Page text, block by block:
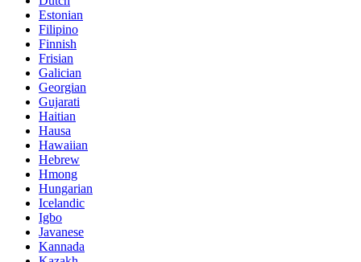
Estonian
Filipino
Finnish
Frisian
Galician
Georgian
Gujarati
Haitian
Hausa
Hawaiian
Hebrew
Hmong
Hungarian
Icelandic
Igbo
Javanese
Kannada